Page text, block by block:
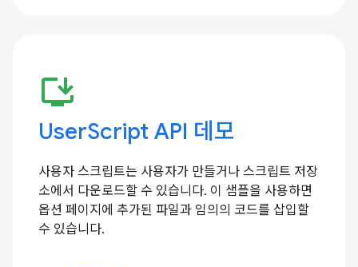
install_desktop
UserScript API 데모
사용자 스크립트는 사용자가 만들거나 스크립트 저장
소에서 다운로드할 수 있습니다. 이 샘플을 사용하면
옵션 페이지에 추가된 파일과 임의의 코드를 삽입할
수 있습니다.